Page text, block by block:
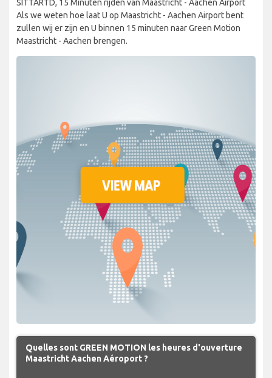
SITTARTD, 15 Minuten rijden van Maastricht - Aachen Airport
Als we weten hoe laat U op Maastricht - Aachen Airport bent
zullen wij er zijn en U binnen 15 minuten naar Green Motion
Maastricht - Aachen brengen.
Quelles sont GREEN MOTION les heures d'ouverture
Maastricht Aachen Aéroport ?